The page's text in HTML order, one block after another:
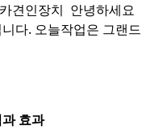
견인장치 ​ 안녕하세요
다. 오늘작업은 그랜드
효과